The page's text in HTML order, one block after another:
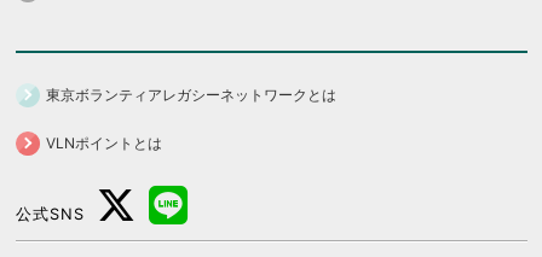
東京ボランティアレガシーネットワークとは
VLNポイントとは
公式SNS